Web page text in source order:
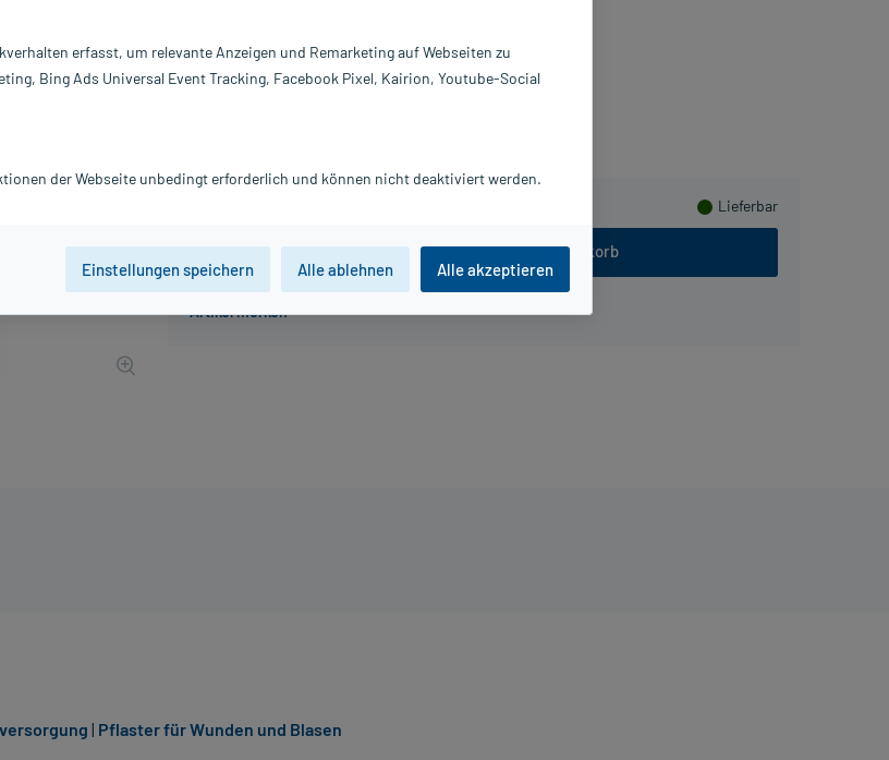
Lieferbar
In den Warenkorb
Hersteller:
BSN medical GmbH
| Pflaster für Wunden und Blasen
erfasst, um relevante Anzeigen und Remarketing auf Webseiten zu
Bing Ads Universal Event Tracking, Facebook Pixel, Kairion, Youtube-Social
der Webseite unbedingt erforderlich und können nicht deaktiviert werden.
Einstellungen speichern Alle ablehnen Alle akzeptieren